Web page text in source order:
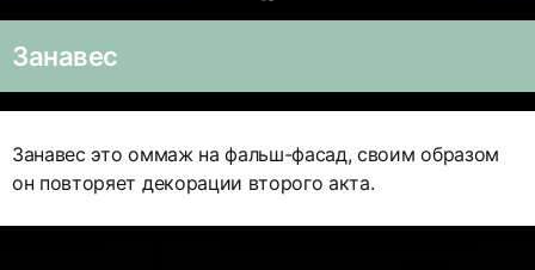
Занавес
Занавес это оммаж на фальш-фасад, своим образом
он повторяет декорации второго акта.